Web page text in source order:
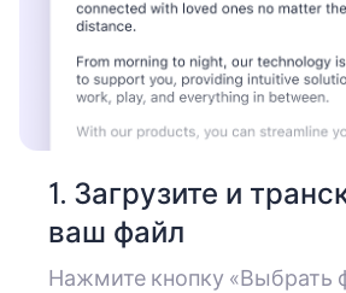
1. Загрузите и
ваш файл
Нажмите кнопку «Выбрать